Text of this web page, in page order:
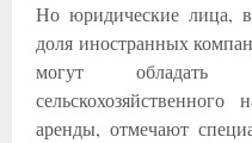
Но юридические лица,
доля иностранных
могут обладать
аренды, отмечают